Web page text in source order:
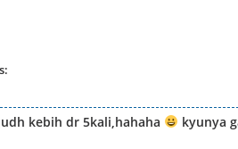
kebih dr 5kali,hahaha kyunya